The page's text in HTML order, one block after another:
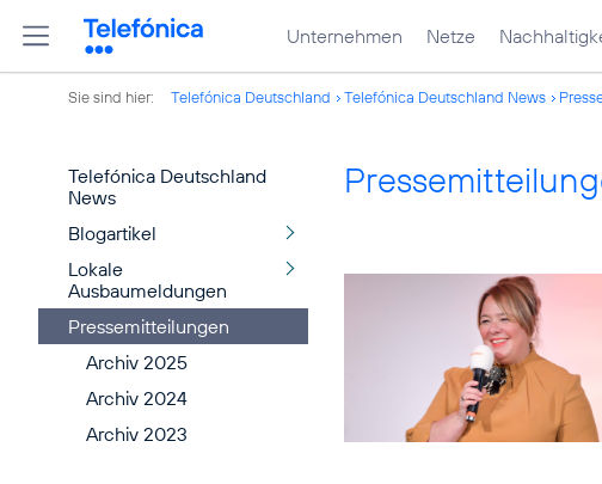
Unternehmen Netze
Sie sind hier: Telefónica Deutschland Telefónica Deutschland News
Telefónica Deutschland
News
Blogartikel
Lokale
Ausbaumeldungen
Pressemitteilungen
Archiv 2025
Archiv 2024
Archiv 2023